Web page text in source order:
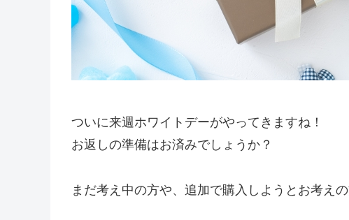
ついに来週ホワイトデーがやってきますね！
お返しの準備はお済みでしょうか？
まだ考え中の方や、追加で購入しようとお考え